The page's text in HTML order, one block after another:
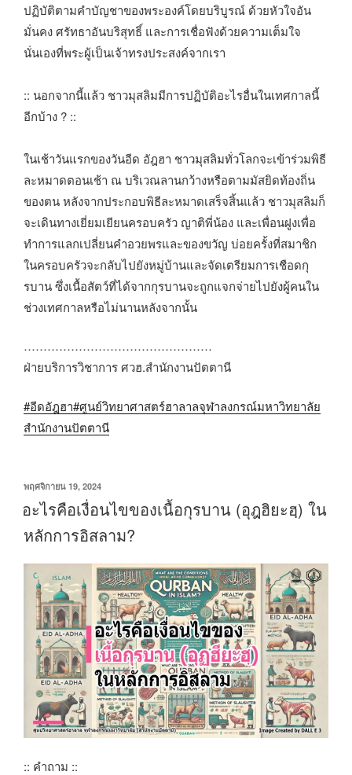
ปฏิบัติตามคำบัญชาของพระองค์โดยบริบูรณ์ ด้วยหัวใจอัน
มั่นคง ศรัทธาอันบริสุทธิ์ และการเชื่อฟังด้วยความเต็มใจ
นั่นเองที่พระผู้เป็นเจ้าทรงประสงค์จากเรา
:: นอกจากนี้แล้ว ชาวมุสลิมมีการปฏิบัติอะไรอื่นในเทศกาลนี้
อีกบ้าง ? ::
ในเช้าวันแรกของวันอีด อัฎฮา ชาวมุสลิมทั่วโลกจะเข้าร่วมพิธี
ละหมาดตอนเช้า ณ บริเวณลานกว้างหรือตามมัสยิดท้องถิ่น
ของตน หลังจากประกอบพิธีละหมาดเสร็จสิ้นแล้ว ชาวมุสลิมก็
จะเดินทางเยี่ยมเยียนครอบครัว ญาติพี่น้อง และเพื่อนฝูงเพื่อ
ทำการแลกเปลี่ยนคำอวยพรและของขวัญ บ่อยครั้งที่สมาชิก
ในครอบครัวจะกลับไปยังหมู่บ้านและจัดเตรียมการเชือดกุ
รบาน ซึ่งเนื้อสัตว์ที่ได้จากกุรบานจะถูกแจกจ่ายไปยังผู้คนใน
ช่วงเทศกาลหรือไม่นานหลังจากนั้น
…………………………………………
ฝ่ายบริการวิชาการ ศวฮ.สำนักงานปัตตานี
#อีดอัฎฮา#ศูนย์วิทยาศาสตร์ฮาลาลจุฬาลงกรณ์มหาวิทยาลัย
สำนักงานปัตตานี
เขียน
ที่
พฤศจิกายน 19, 2024
อะไรคือเงื่อนไขของเนื้อกุรบาน (อุฎฮิยะฮฺ) ใน
หลักการอิสลาม?
:: คำถาม ::